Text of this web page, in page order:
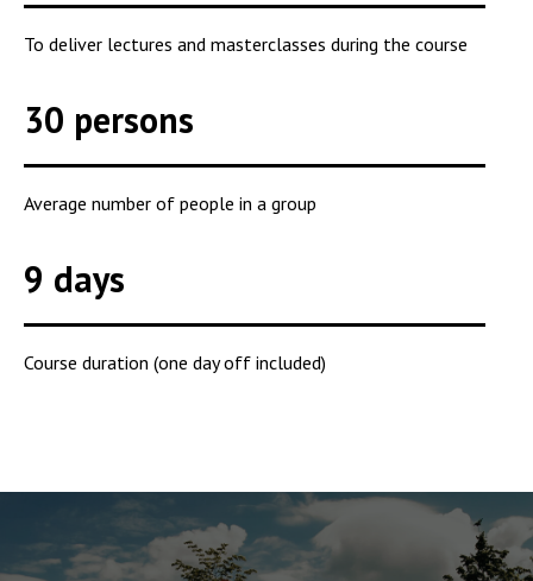
To deliver lectures and masterclasses during the course
30 persons
Average number of people in a group
9 days
Course duration (one day off included)